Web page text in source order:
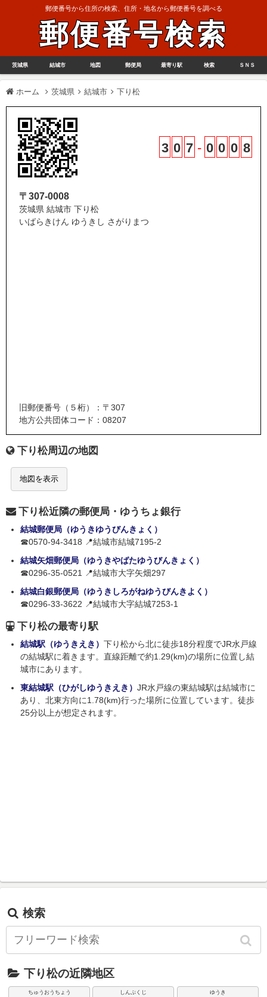
郵便番号から住所の検索、住所・地名から郵便番号を調べる
郵便番号検索
茨城県 結城市 地図 郵便局 最寄り駅 検索 ＳＮＳ
ホーム 茨城県 結城市 下り松
3 0 7 - 0 0 0 8
〒307-0008
茨城県 結城市 下り松
いばらきけん ゆうきし さがりまつ
旧郵便番号（５桁）：〒307
地方公共団体コード：08207
下り松周辺の地図
地図を表示
下り松近隣の郵便局・ゆうちょ銀行
結城郵便局（ゆうきゆうびんきょく）
☎0570-94-3418 📍結城市結城7195-2
結城矢畑郵便局（ゆうきやばたゆうびんきょく）
☎0296-35-0521 📍結城市大字矢畑297
結城白銀郵便局（ゆうきしろがねゆうびんきよく）
☎0296-33-3622 📍結城市大字結城7253-1
下り松の最寄り駅
結城駅（ゆうきえき） 下り松から北に徒歩18分程度でJR水戸線
の結城駅に着きます。直線距離で約1.29(km)の場所に位置し結
城市にあります。
東結城駅（ひがしゆうきえき） JR水戸線の東結城駅は結城市に
あり、北東方向に1.78(km)行った場所に位置しています。徒歩
25分以上が想定されます。
検索
下り松の近隣地区
ちゅうおうちょう しんぷくじ ゆうき